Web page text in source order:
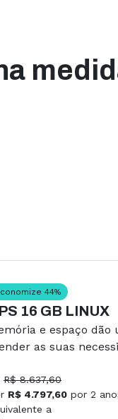
44%
16 GB LINUX
e espaço dão
as suas
R$ 8.637,60
R$ 4.797,60 por 2
a